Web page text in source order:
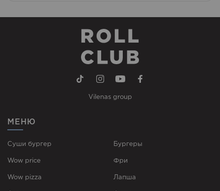
Vilenas group
МЕНЮ
Суши бургер
Wow price
Wow pizza
Бургеры
Фри
Лапша